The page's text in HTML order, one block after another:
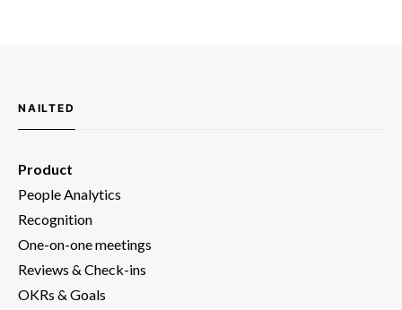
NAILTED
Product
People Analytics
Recognition
One-on-one meetings
Reviews & Check-ins
OKRs & Goals